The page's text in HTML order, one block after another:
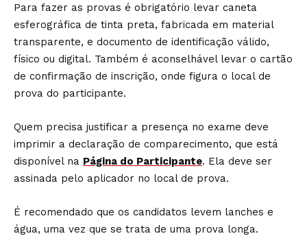
Para fazer as provas é obrigatório levar caneta
esferográfica de tinta preta, fabricada em material
transparente, e documento de identificação válido,
físico ou digital. Também é aconselhável levar o cartão
de confirmação de inscrição, onde figura o local de
prova do participante.
Quem precisa justificar a presença no exame deve
imprimir a declaração de comparecimento, que está
disponível na Página do Participante. Ela deve ser
assinada pelo aplicador no local de prova.
É recomendado que os candidatos levem lanches e
água, uma vez que se trata de uma prova longa.